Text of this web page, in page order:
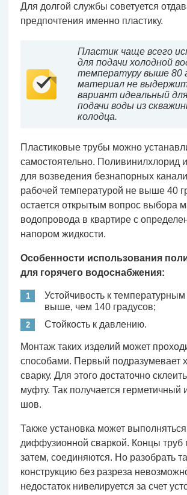
Для долгой службы советуется
предпочтения именно пластику.
Пластик чаще всего
для подачи холодной
температуру выше 80
материал не
вариант идеальный
подачи воды из
колодца.
Пластиковые трубы можно
самостоятельно. Поливинилхлорид
для возведения безнапорных
рабочей температурой не выше 40
остается открытым вопрос выбора
водопровода в квартире с
напором жидкости.
Особенности использования
для горячего водоснабжения:
Устойчивость к
выше, чем 140 градусов;
Стойкость к давлению.
Монтаж таких изделий может
способами. Первый подразумевает
сварку. Для этого достаточно
муфту. Так получается герметичный
шов.
Также установка может выполняться
диффузионной сваркой. Концы труб
затем, соединяются. Но разобрать
конструкцию без разреза
недостаток нивелируется за счет